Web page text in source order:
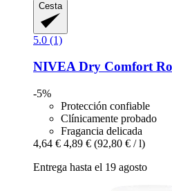
Cesta
5.0 (1)
NIVEADry Comfort
-5%
Protección confiable
Clínicamente probado
Fragancia delicada
4,64 € 4,89 € (92,80 € / l)
Entrega hasta el 19 agosto